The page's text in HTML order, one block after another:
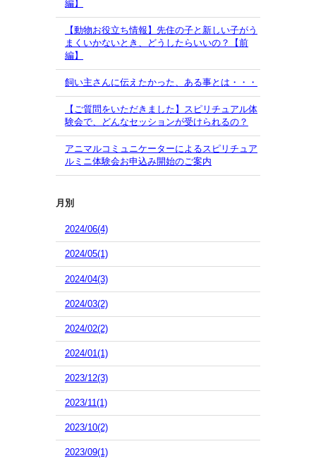
編】
【動物お役立ち情報】先住の子と新しい子がう
まくいかないとき、どうしたらいいの？【前
編】
飼い主さんに伝えたかった、ある事とは・・・
【ご質問をいただきました】スピリチュアル体
験会で、どんなセッションが受けられるの？
アニマルコミュニケーターによるスピリチュア
ルミニ体験会お申込み開始のご案内
月別
2024/06(4)
2024/05(1)
2024/04(3)
2024/03(2)
2024/02(2)
2024/01(1)
2023/12(3)
2023/11(1)
2023/10(2)
2023/09(1)